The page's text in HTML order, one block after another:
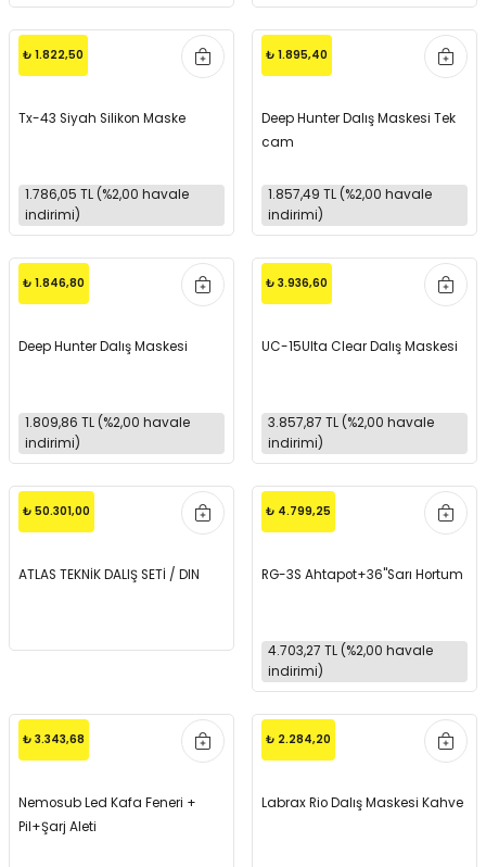
₺ 1.822,50
Tx-43 Siyah Silikon Maske
1.786,05 TL (%2,00 havale
indirimi)
₺ 1.895,40
Deep Hunter Dalış Maskesi Tek
cam
1.857,49 TL (%2,00 havale
indirimi)
₺ 1.846,80
Deep Hunter Dalış Maskesi
1.809,86 TL (%2,00 havale
indirimi)
₺ 3.936,60
UC-15Ulta Clear Dalış Maskesi
3.857,87 TL (%2,00 havale
indirimi)
₺ 50.301,00
ATLAS TEKNİK DALIŞ SETİ / DIN
₺ 4.799,25
RG-3S Ahtapot+36''Sarı Hortum
4.703,27 TL (%2,00 havale
indirimi)
₺ 3.343,68
Nemosub Led Kafa Feneri +
Pil+Şarj Aleti
₺ 2.284,20
Labrax Rio Dalış Maskesi Kahve